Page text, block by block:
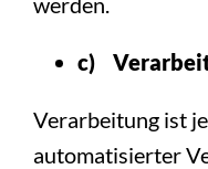
c)
Verarbeitung ist
automatisierter